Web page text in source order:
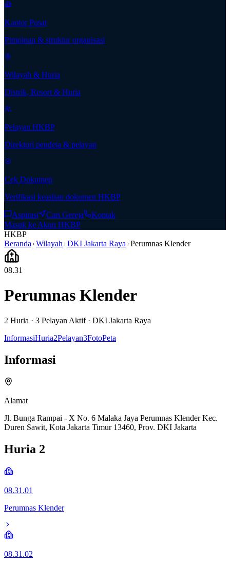
Kantor Pusat
Pimpinan & struktur organisasi
Wilayah & Huria
Distrik, Resort & Huria
Pelayan HKBP
Direktori pendeta & pelayan
Cek Dokumen
Verifikasi keaslian dokumen HKBP
Aspirasi Cari Gereja
Kontak
Masuk ke Akun HKBP
HKBP
Beranda Wilayah DKI Jakarta Raya Perumnas Klender
08.31
Perumnas Klender
2 Huria · 3 Pelayan Aktif· DKI Jakarta Raya
InformasiHuria2Pelayan3FotoPeta
Informasi
Alamat
Jl. Bunga Rampai - X No. 6 Malaka Jaya Perumnas Klender Kec.
Duren Sawit, Kota Jakarta Timur 13460, Prov. DKI Jakarta
Huria 2
08.31.01
Perumnas Klender
08.31.02